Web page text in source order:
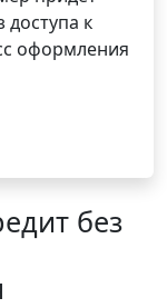
доступа к
оформления
без